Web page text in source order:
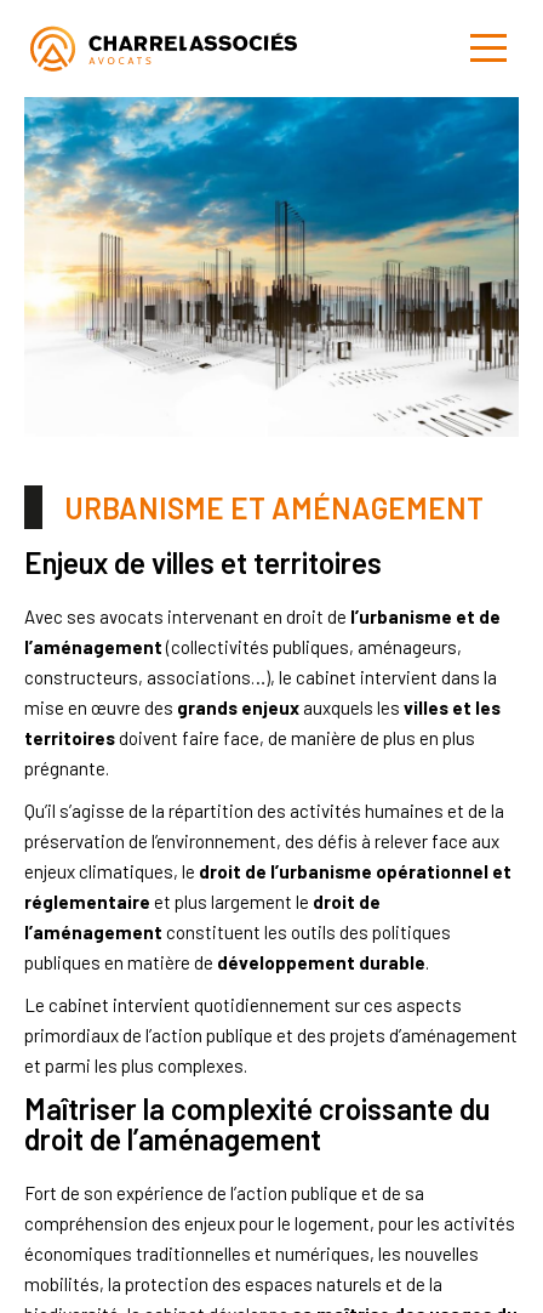
URBANISME ET AMÉNAGEMENT
Enjeux de villes et territoires
Avec ses avocats intervenant en droit de l’urbanisme et de
l’aménagement(collectivités publiques, aménageurs,
constructeurs, associations…), le cabinet intervient dans la
mise en œuvre des grands enjeux auxquels les villes et les
territoiresdoivent faire face, de manière de plus en plus
prégnante.
Qu’il s’agisse de la répartition des activités humaines et de la
préservation de l’environnement, des défis à relever face aux
enjeux climatiques, le droit de l’urbanisme opérationnel et
réglementaire et plus largement le droit de
l’aménagement constituent les outils des politiques
publiques en matière de développement durable.
Le cabinet intervient quotidiennement sur ces aspects
primordiaux de l’action publique et des projets d’aménagement
et parmi les plus complexes.
Maîtriser la complexité croissante du
droit de l’aménagement
Fort de son expérience de l’action publique et de sa
compréhension des enjeux pour le logement, pour les activités
économiques traditionnelles et numériques, les nouvelles
mobilités, la protection des espaces naturels et de la